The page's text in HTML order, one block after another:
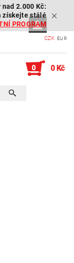
nad 2.000 Kč:
získejte stálé
PROGRAM
CZK EUR
0 0 Kč